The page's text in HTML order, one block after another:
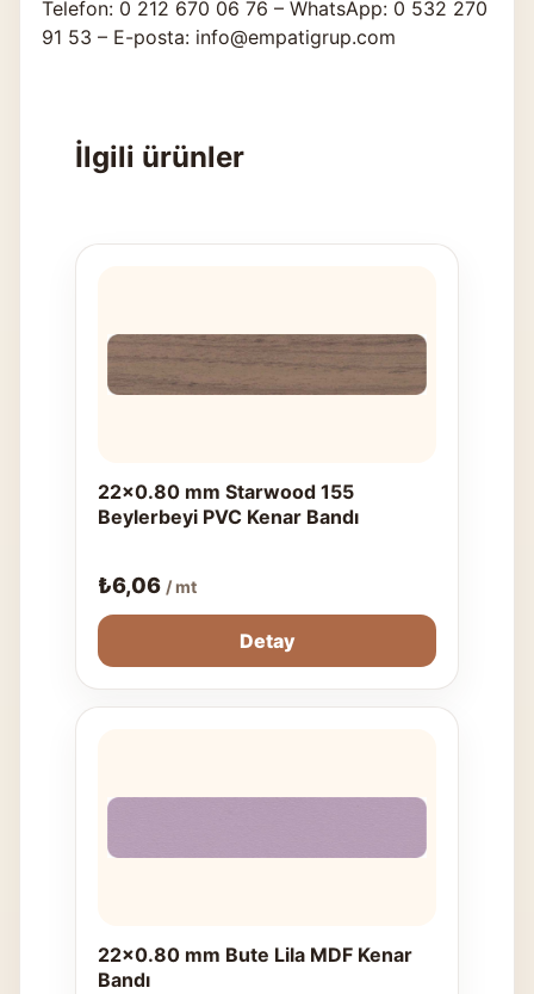
Telefon: 0 212 670 06 76 – WhatsApp: 0 532 270
91 53 – E-posta: info@empatigrup.com
İlgili ürünler
22x0.80 mm Starwood 155
Beylerbeyi PVC Kenar Bandı
₺6,06 / mt
Detay
22x0.80 mm Bute Lila MDF Kenar
Bandı